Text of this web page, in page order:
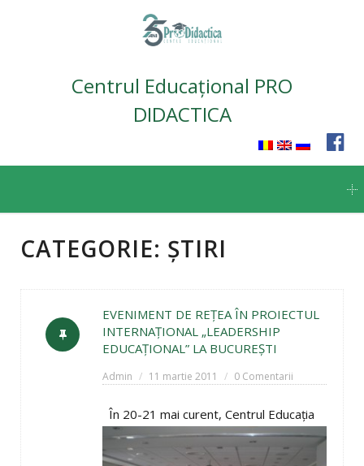
Centrul Educațional PRO
DIDACTICA
content
CATEGORIE: ȘTIRI
EVENIMENT DE REŢEA ÎN PROIECTUL
INTERNAŢIONAL „LEADERSHIP
EDUCAŢIONAL” LA BUCUREŞTI
Admin 11 martie 2011 0 Comentarii
În 20-21 mai curent, Centrul Educaţia